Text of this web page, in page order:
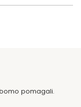
pomagali.